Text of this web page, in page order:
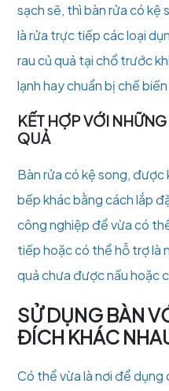
sạch sẽ, thì bàn rửa có kệ
là rửa trực tiếp các loại
rau củ quả tại chổ trước
lạnh hay chuẩn bị chế
KẾT HỢP VỚI
QUẢ
Bàn rửa có kệ song,
bếp khác bằng cách lắp
công nghiệp để vừa có
tiếp hoặc có thể hỗ trợ là
quả chưa được nấu hoặc
SỬ DỤNG BÀN
ĐÍCH KHÁC
Có thể vừa là nơi để